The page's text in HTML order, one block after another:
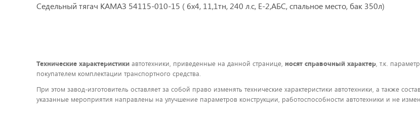
Седельный тягач КАМАЗ 54115-010-15 ( 6х4, 11,1тн, 240 л.с, Е-2,АБС, спальное место, бак 350л)
Технические характеристики автотехники, приведенные на данной странице, носят справочный характер, т.к.
покупателем комплектации транспортного средства.
При этом завод-изготовитель оставляет за собой право изменять технические характеристики автотехники, а также
указанные мероприятия направлены на улучшение параметров конструкции, работоспособности автотехники и не